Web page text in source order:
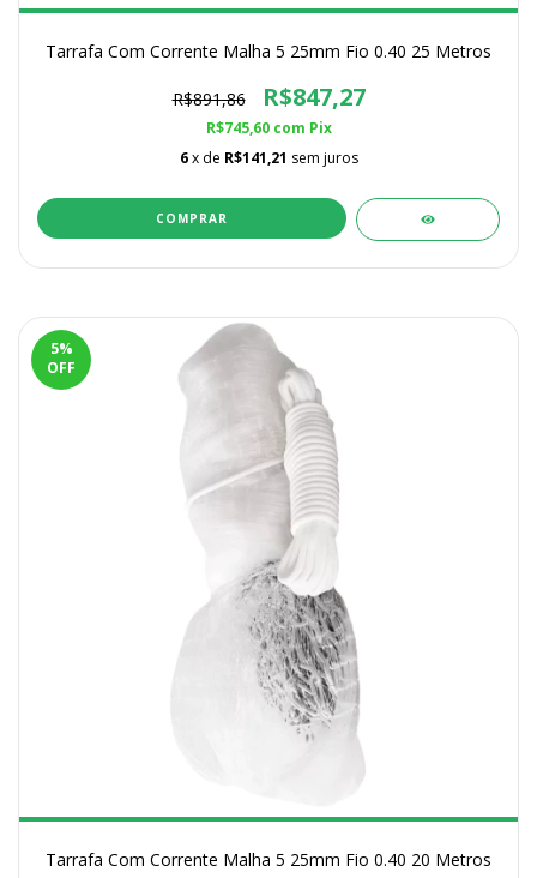
Tarrafa Com Corrente Malha 5 25mm Fio 0.40 25 Metros
R$891,86 R$847,27
R$745,60 com Pix
6 x de R$141,21 sem juros
5%
OFF
Tarrafa Com Corrente Malha 5 25mm Fio 0.40 20 Metros